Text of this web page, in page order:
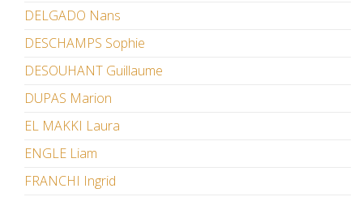
DELGADO Nans
DESCHAMPS Sophie
DESOUHANT Guillaume
DUPAS Marion
EL MAKKI Laura
ENGLE Liam
FRANCHI Ingrid